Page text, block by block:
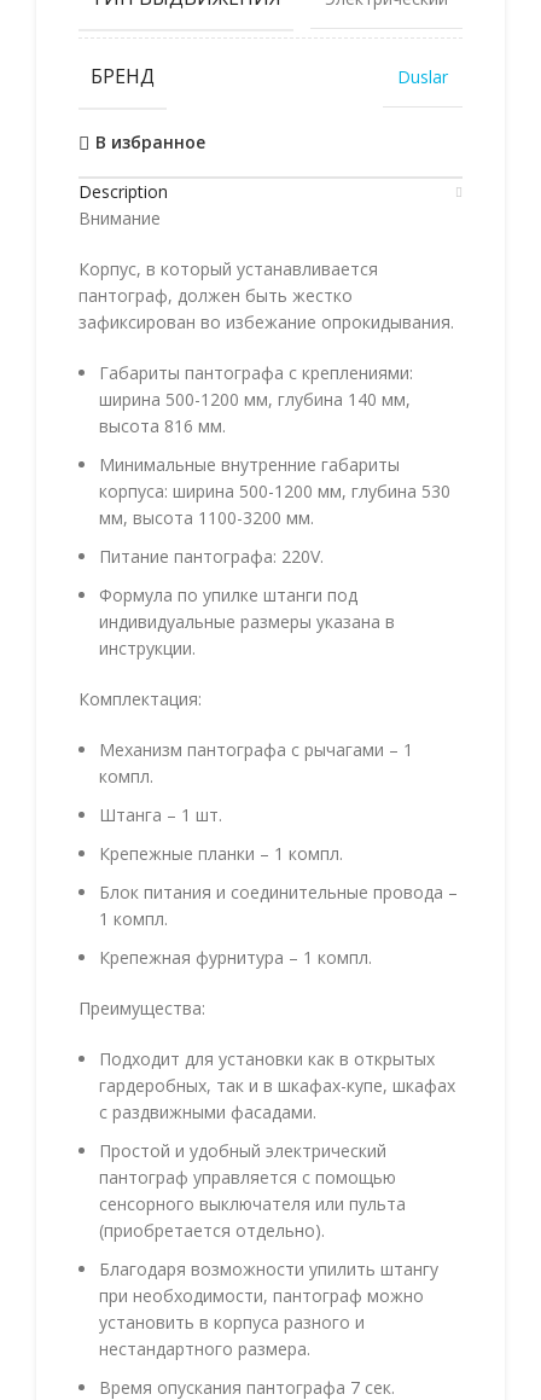
БРЕНД Duslar
В избранное
Description
Внимание
Корпус, в который устанавливается
пантограф, должен быть жестко
зафиксирован во избежание опрокидывания.
Габариты пантографа с креплениями:
ширина 500-1200 мм, глубина 140 мм,
высота 816 мм.
Минимальные внутренние габариты
корпуса: ширина 500-1200 мм, глубина 530
мм, высота 1100-3200 мм.
Питание пантографа: 220V.
Формула по упилке штанги под
индивидуальные размеры указана в
инструкции.
Комплектация:
Механизм пантографа с рычагами – 1
компл.
Штанга – 1 шт.
Крепежные планки – 1 компл.
Блок питания и соединительные провода –
1 компл.
Крепежная фурнитура – 1 компл.
Преимущества:
Подходит для установки как в открытых
гардеробных, так и в шкафах-купе, шкафах
с раздвижными фасадами.
Простой и удобный электрический
пантограф управляется с помощью
сенсорного выключателя или пульта
(приобретается отдельно).
Благодаря возможности упилить штангу
при необходимости, пантограф можно
установить в корпуса разного и
нестандартного размера.
Время опускания пантографа 7 сек.